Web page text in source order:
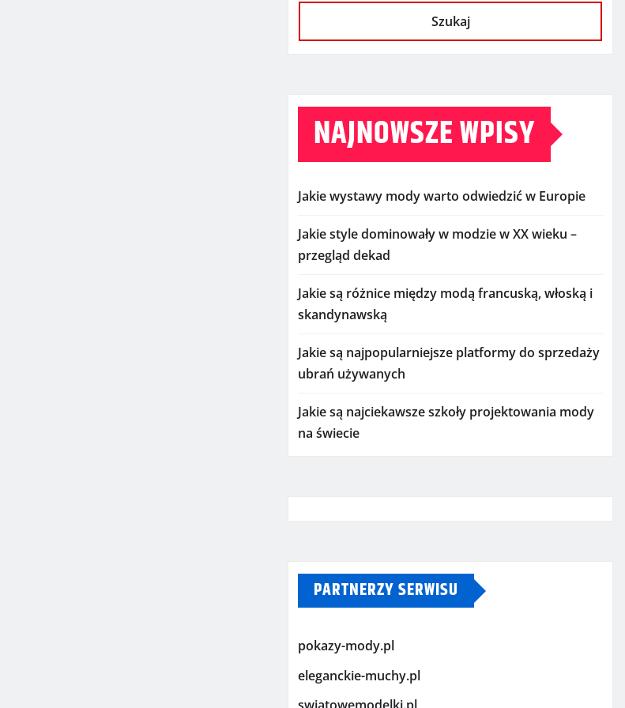
Szukaj
NAJNOWSZE WPISY
Jakie wystawy mody warto odwiedzić w Europie
Jakie style dominowały w modzie w XX wieku –
przegląd dekad
Jakie są różnice między modą francuską, włoską i
skandynawską
Jakie są najpopularniejsze platformy do sprzedaży
ubrań używanych
Jakie są najciekawsze szkoły projektowania mody
na świecie
PARTNERZY SERWISU
pokazy-mody.pl
eleganckie-muchy.pl